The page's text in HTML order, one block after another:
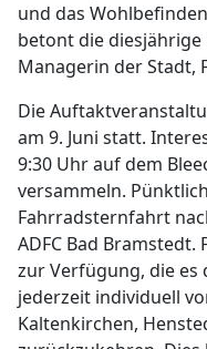
und das
betont die
Managerin der Stadt,
Die
am 9. Juni statt.
9:30 Uhr auf dem
versammeln.
Fahrradsternfahrt
ADFC Bad Bramstedt.
zur Verfügung, die es
jederzeit individuell
Kaltenkirchen,